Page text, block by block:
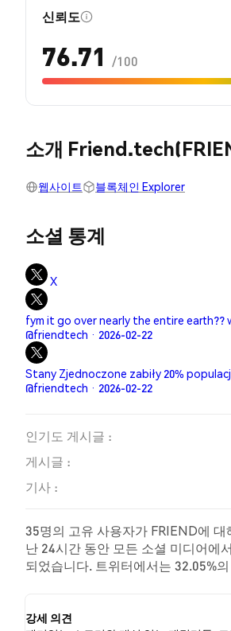
신뢰도
76.71 /100
소개
웹사이트 블록체인 Explorer
소셜 통계
X
fym it go over nearly the entire earth??
@friendtech · 2026-02-22
Stany Zjednoczone zabiły 20%
@friendtech · 2026-02-22
인기도 게시글 :
게시글 :
기사 :
35명의 고유 사용자가 FRIEND에
난 24시간 동안 모든 소셜 미디어에
되었습니다. 트위터에서는 32.05%
강세 의견